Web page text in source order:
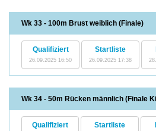
Wk 33 - 100m Brust weiblich (Finale)
Qualifiziert
26.09.2025 16:50
Startliste
26.09.2025 17:38
Wk 34 - 50m Rücken männlich (Finale
Qualifiziert Startliste